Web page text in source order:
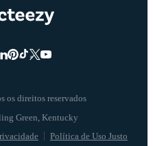
os direitos reservados
Política de Uso Justo